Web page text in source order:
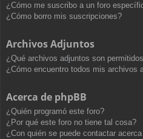
¿Cómo me suscribo a un foro
¿Cómo borro mis suscripciones?
Archivos Adjuntos
¿Qué archivos adjuntos son
¿Cómo encuentro todos mis archivos
Acerca de phpBB
¿Quién programó este foro?
¿Por qué este foro no tiene tal cosa?
¿Con quién se puede contactar